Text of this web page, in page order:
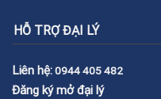
HỖ TRỢ ĐẠI LÝ
Liên hệ:0944 405 482
Đăng ký mở đại lý